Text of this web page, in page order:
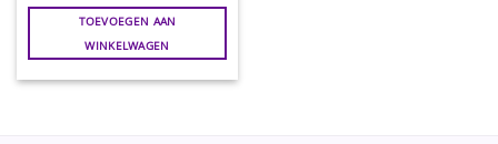
TOEVOEGEN AAN
WINKELWAGEN